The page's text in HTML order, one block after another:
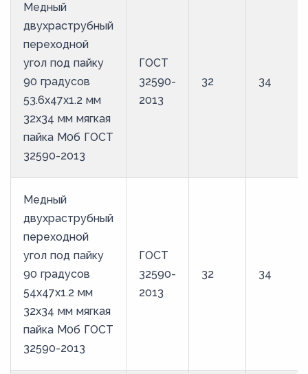
Медный
двухраструбный
переходной
угол под пайку
90 градусов
53.6х47х1.2 мм
32х34 мм мягкая
пайка М0б ГОСТ
32590-2013
ГОСТ
32590-
2013
32 34
Медный
двухраструбный
переходной
угол под пайку
90 градусов
54х47х1.2 мм
32х34 мм мягкая
пайка М0б ГОСТ
32590-2013
ГОСТ
32590-
2013
32 34